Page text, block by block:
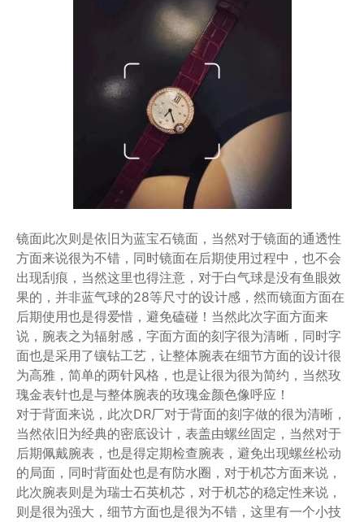
镜面此次则是依旧为蓝宝石镜面，当然对于镜面的通透性
方面来说很为不错，同时镜面在后期使用过程中，也不会
出现刮痕，当然这里也得注意，对于白气球是没有鱼眼效
果的，并非蓝气球的28等尺寸的设计感，然而镜面方面在
后期使用也是得爱惜，避免磕碰！当然此次字面方面来
说，腕表之为辐射感，字面方面的刻字很为清晰，同时字
面也是采用了镶钻工艺，让整体腕表在细节方面的设计很
为高雅，简单的两针风格，也是让很为很为简约，当然玫
瑰金表针也是与整体腕表的玫瑰金颜色像呼应！
对于背面来说，此次DR厂对于背面的刻字做的很为清晰，
当然依旧为经典的密底设计，表盖由螺丝固定，当然对于
后期佩戴腕表，也是得定期检查腕表，避免出现螺丝松动
的局面，同时背面处也是有防水圈，对于机芯方面来说，
此次腕表则是为瑞士石英机芯，对于机芯的稳定性来说，
则是很为强大，细节方面也是很为不错，这里有一个小技